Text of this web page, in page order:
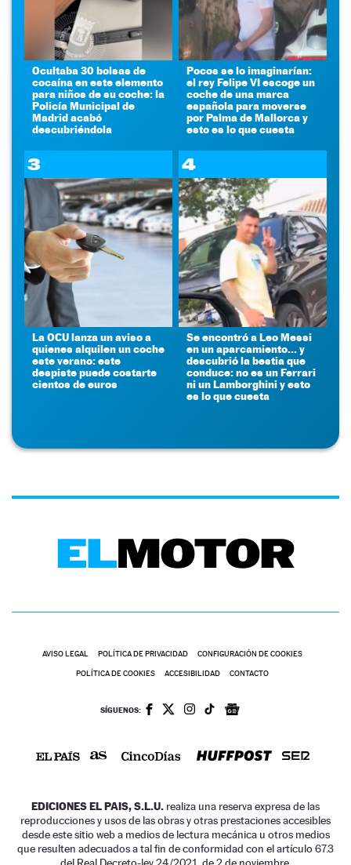
Ocultaba 30 bolsas de
cocaína en este elemento
para niños de su coche: la
Policía Municipal de
Madrid acabó
descubriéndola
Pocos se lo imaginarían:
el rey Felipe VI escoge un
coche de una marca
española para moverse
por Palma de Mallorca y
esto es lo que cuesta
3
La OCU lanza un aviso a
quienes alquilen un coche
este verano: este
despiste puede costarte
cientos de euros
4
Se encontró a Leo Messi
en un aparcamiento... y
descubrió la bestia que
conduce: no es un Ferrari
ni un Lamborghini y esto
es lo que cuesta
AVISO LEGAL POLÍTICA DE PRIVACIDAD CONFIGURACIÓN DE COOKIES
POLÍTICA DE COOKIES ACCESIBILIDAD CONTACTO
SÍGUENOS:
EDICIONES EL PAIS, S.L.U. realiza una reserva expresa de las
reproducciones y usos de las obras y otras prestaciones accesibles
desde este sitio web a medios de lectura mecánica u otros medios
que resulten adecuados a tal fin de conformidad con el artículo 67.3